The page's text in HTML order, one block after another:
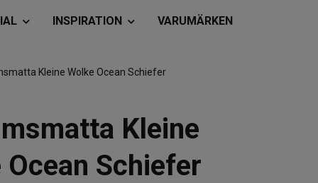
INSPIRATION VARUMÄRKEN
Kleine Wolke Ocean Schiefer
Kleine
Ocean Schiefer